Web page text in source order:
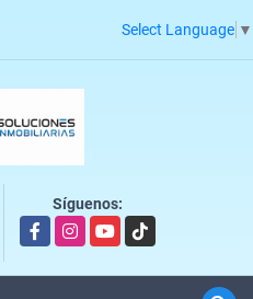
Select Language ▼
Síguenos:
FacebookInstagramYouTubeTikTok